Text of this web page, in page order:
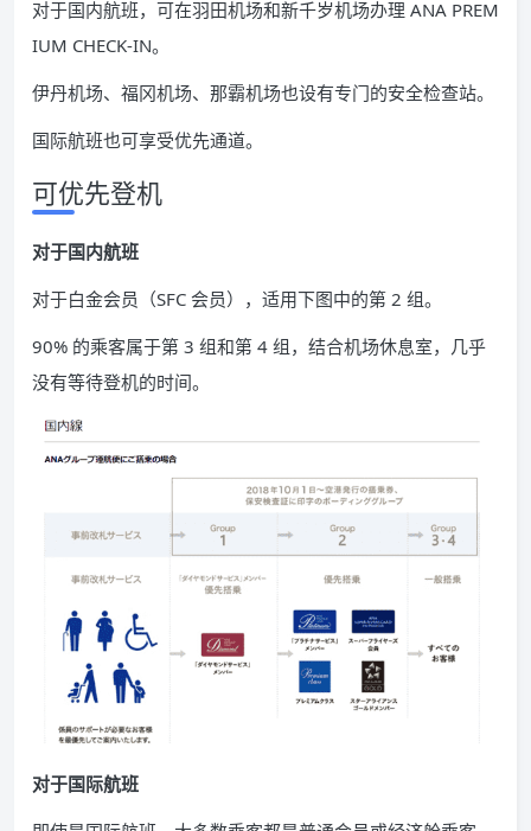
对于国内航班，可在羽田机场和新千岁机场办理 ANA PREM
IUM CHECK-IN。
伊丹机场、福冈机场、那霸机场也设有专门的安全检查站。
国际航班也可享受优先通道。
可优先登机
对于国内航班
对于白金会员（SFC 会员），适用下图中的第 2 组。
90% 的乘客属于第 3 组和第 4 组，结合机场休息室，几乎
没有等待登机的时间。
对于国际航班